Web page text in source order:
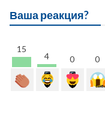
Ваша реакция?
15
4 0 0